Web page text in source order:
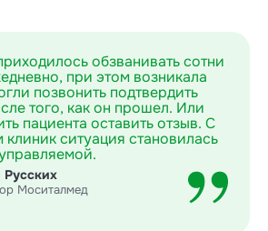
обзванивать сотни
при этом возникала
позвонить подтвердить
того, как он прошел. Или
пациента оставить отзыв. С
ситуация становилась
Моситалмед